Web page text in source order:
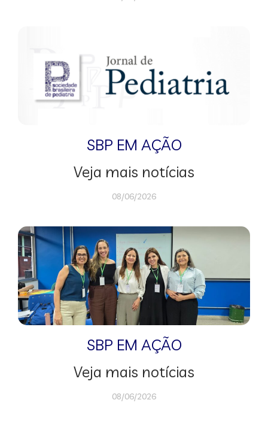
SBP EM AÇÃO
Veja mais notícias
08/06/2026
SBP EM AÇÃO
Veja mais notícias
08/06/2026